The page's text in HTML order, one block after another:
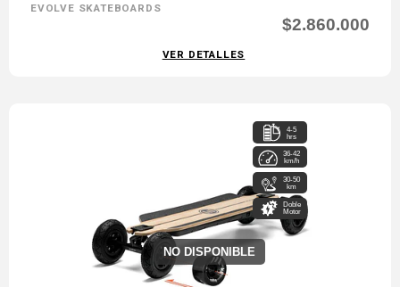
EVOLVE SKATEBOARDS
$2.860.000
VER DETALLES
NO DISPONIBLE
4-5
hrs
36-42
km/h
30-50
km
Doble
Motor